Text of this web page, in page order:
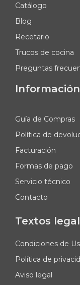
Catálogo
Blog
Recetario
Trucos de cocina
Preguntas
Información
Guía de Compras
Política de
Facturación
Formas de pago
Servicio técnico
Contacto
Textos
Condiciones de
Política de
Aviso legal